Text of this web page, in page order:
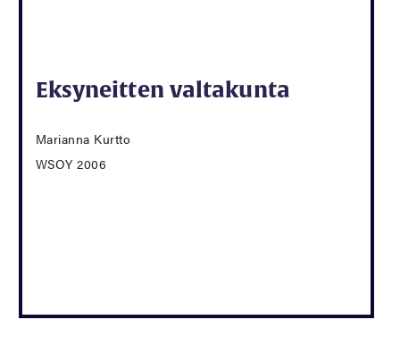
Eksyneitten valtakunta
Marianna Kurtto
WSOY 2006